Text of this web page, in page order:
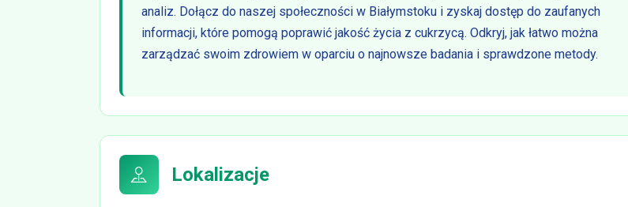
analiz. Dołącz do naszej społeczności w Białymstoku i zyskaj dostęp do zaufanych
informacji, które pomogą poprawić jakość życia z cukrzycą. Odkryj, jak łatwo można
zarządzać swoim zdrowiem w oparciu o najnowsze badania i sprawdzone metody.
Lokalizacje